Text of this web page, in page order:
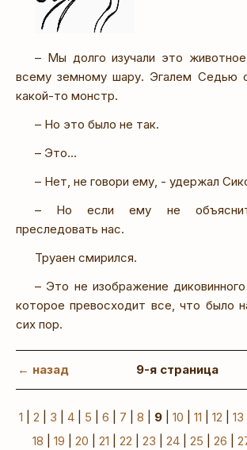
– Мы долго изучали это
всему земному шару. Эгалем Седью
какой-то монстр.
– Но это было не так.
– Это...
– Нет, не говори ему, - удержал
– Но если ему не
преследовать нас.
Труаен смирился.
– Это не изображение диковинного
которое превосходит все, что было
сих пор.
← назад 9-я страница
1 2 3 4| 5 6 7 8 9| 10 11 12 13
18
19 20 21 22 23 24| 25 26